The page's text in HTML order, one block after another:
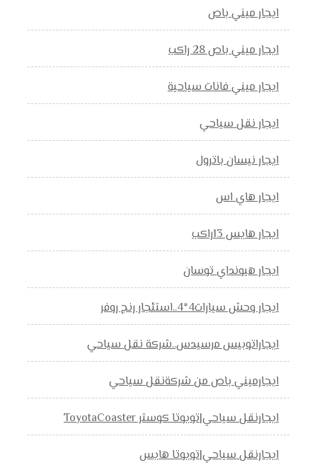
ايجار ميني باص
ايجار ميني باص 28 راكب
ايجار ميني فانات سياحية
ايجار نقل سياحي
ايجار نيسان باترول
ايجار هاي اس
ايجار هايس 13راكب
ايجار هيونداي توسان
ايجار وحش سيارات4*4..استئجار رنج روفر
ايجاراتوبيس مرسيدس..شركة نقل سياحي
ايجارميني باص من شركةنقل سياحي
ايجارنقل سياحي|تويوتا كوستر ToyotaCoaster
ايجارنقل سياحي|تويوتا هايس